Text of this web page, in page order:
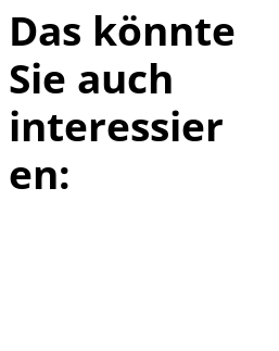
Das könnte
Sie auch
interessier
en: